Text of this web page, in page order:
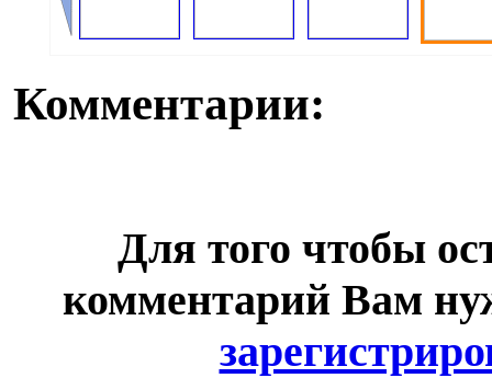
Комментарии:
Для того чтобы
комментарий Вам